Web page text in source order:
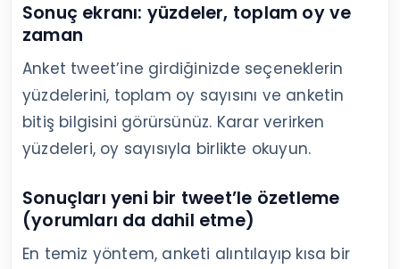
Sonuç ekranı: yüzdeler, toplam oy ve
zaman
Anket tweet’ine girdiğinizde seçeneklerin
yüzdelerini, toplam oy sayısını ve anketin
bitiş bilgisini görürsünüz. Karar verirken
yüzdeleri, oy sayısıyla birlikte okuyun.
Sonuçları yeni bir tweet’le özetleme
(yorumları da dahil etme)
En temiz yöntem, anketi alıntılayıp kısa bir